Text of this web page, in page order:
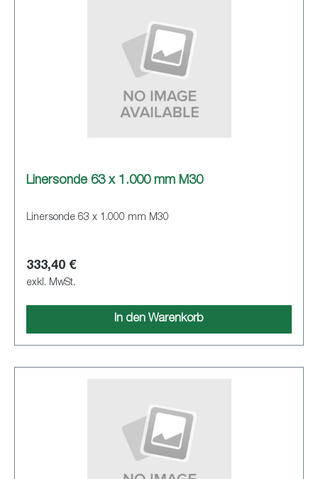
Linersonde 63 x 1.000 mm M30
Linersonde 63 x 1.000 mm M30
333,40 €
exkl. MwSt.
In den Warenkorb